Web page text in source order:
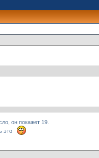
он покажет 19.
это